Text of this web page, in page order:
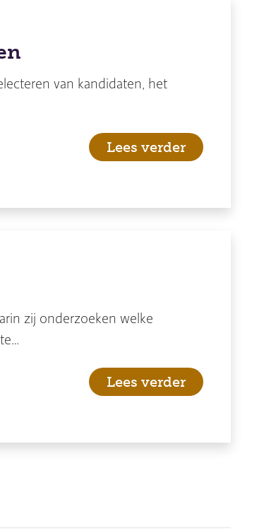
van kandidaten, het
Lees verder
zij onderzoeken welke
Lees verder